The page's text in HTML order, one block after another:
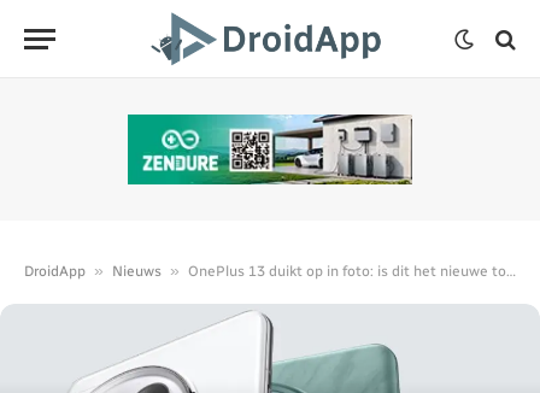
DroidApp » Nieuws » OnePlus 13 duikt op in foto: is dit het nieuwe toestel?